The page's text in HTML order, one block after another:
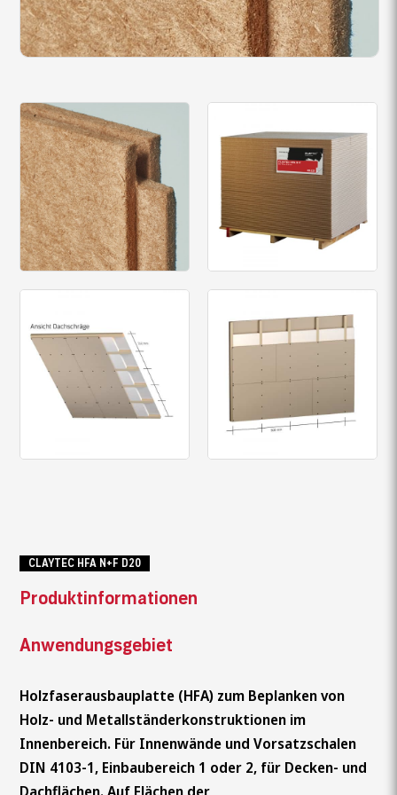
CLAYTEC HFA N+F D20
Produktinformationen
Anwendungsgebiet
Holzfaserausbauplatte (HFA) zum Beplanken von
Holz- und Metallständerkonstruktionen im
Innenbereich. Für Innenwände und Vorsatzschalen
DIN 4103-1, Einbaubereich 1 oder 2, für Decken- und